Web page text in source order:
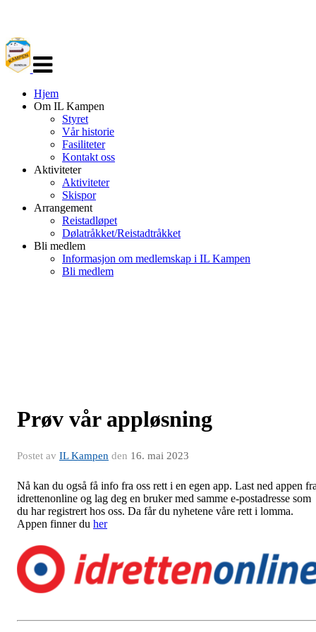
navigasjon
Hjem
Om IL Kampen
Styret
Vår historie
Fasiliteter
Kontakt oss
Aktiviteter
Aktiviteter
Skispor
Arrangement
Reistadløpet
Dølatråkket/Reistadtråkket
Bli medlem
Informasjon om medlemskap i IL Kampen
Bli medlem
Prøv vår appløsning
Postet av IL Kampen den 16. mai 2023
Nå kan du også få info fra oss rett i en egen app. Last ned appen
idrettenonline og lag deg en bruker med samme e-postadresse som
du har registrert hos oss. Da får du nyhetene våre rett i lomma.
Appen finner du her